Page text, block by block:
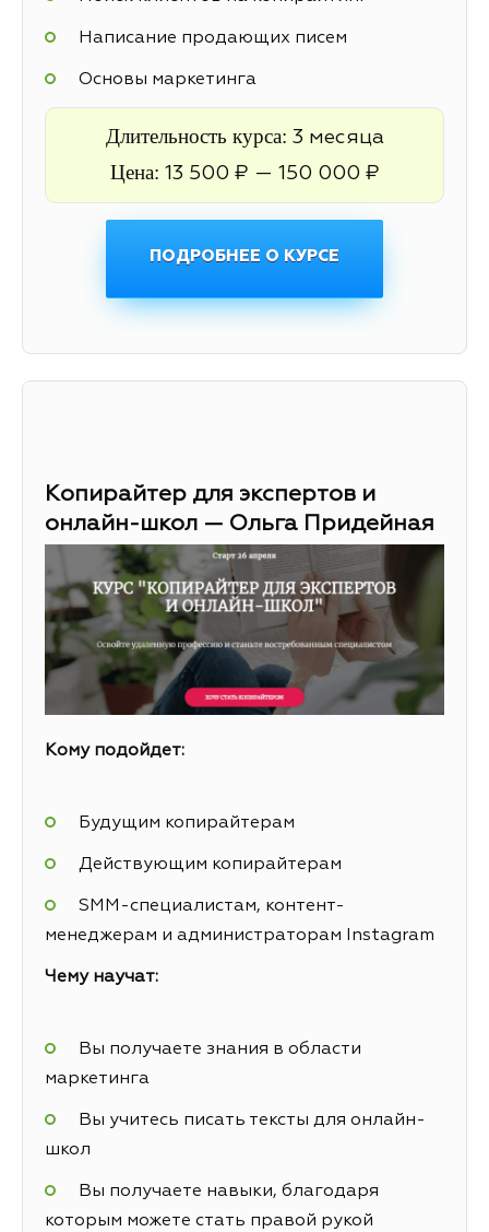
Написание продающих писем
Основы маркетинга
Длительность курса: 3 месяца
Цена: 13 500 ₽ — 150 000 ₽
ПОДРОБНЕЕ О КУРСЕ
Копирайтер для экспертов и
онлайн-школ — Ольга Придейная
Кому подойдет:
Будущим копирайтерам
Действующим копирайтерам
SMM-специалистам, контент-
менеджерам и администраторам Instagram
Чему научат:
Вы получаете знания в области
маркетинга
Вы учитесь писать тексты для онлайн-
школ
Вы получаете навыки, благодаря
которым можете стать правой рукой